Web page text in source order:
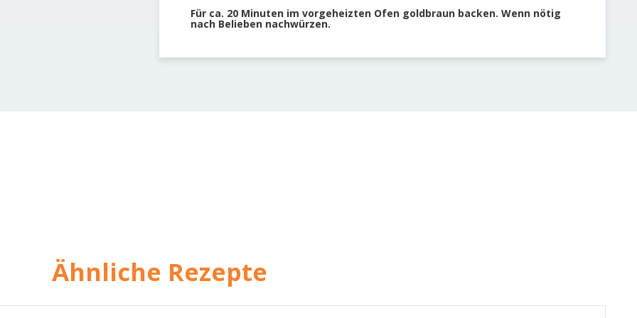
Für ca. 20 Minuten im vorgeheizten Ofen goldbraun backen. Wenn nötig
nach Belieben nachwürzen.
Ähnliche Rezepte